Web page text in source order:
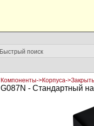
Компоненты->Корпуса-
G087N - Стандартный